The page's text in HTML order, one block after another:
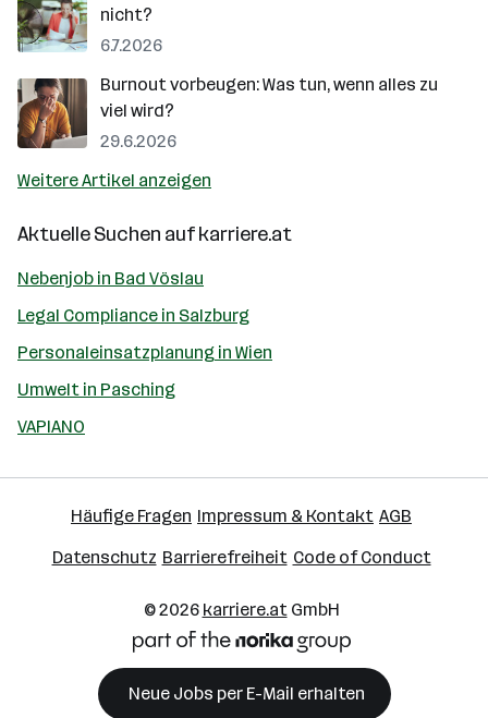
nicht?
6.7.2026
Burnout vorbeugen: Was tun, wenn alles zu
viel wird?
29.6.2026
Weitere Artikel anzeigen
Aktuelle Suchen aufkarriere.at
Nebenjob in Bad Vöslau
Legal Compliance in Salzburg
Personaleinsatzplanung in Wien
Umwelt in Pasching
VAPIANO
Häufige Fragen Impressum & Kontakt AGB
Datenschutz Barrierefreiheit Code of Conduct
© 2026 karriere.atGmbH
Neue Jobs per E-Mail erhalten